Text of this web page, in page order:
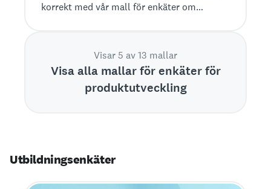
korrekt med vår mall för enkäter om
Visar 5 av 13 mallar
Visa alla mallar för enkäter för
produktutveckling
Utbildningsenkäter